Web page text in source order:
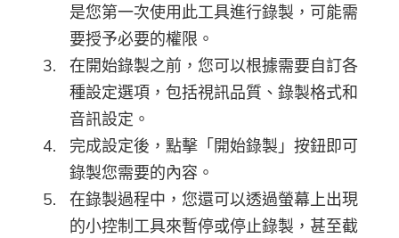
是您第一次使用此工具進行錄製，可能需
要授予必要的權限。
在開始錄製之前，您可以根據需要自訂各
種設定選項，包括視訊品質、錄製格式和
音訊設定。
完成設定後，點擊「開始錄製」按鈕即可
錄製您需要的內容。
在錄製過程中，您還可以透過螢幕上出現
的小控制工具來暫停或停止錄製，甚至截
感謝您的訂閱！
感謝您的訂閱！
下載鏈接和優惠券代碼已發送至您的
電子郵件user@email.com。你也可
以點擊按鈕，直接購買該軟件。
立即購買